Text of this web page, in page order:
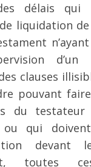
délais qui
liquidation
d’un
clauses
pouvant
du
ou qui
devant
toutes